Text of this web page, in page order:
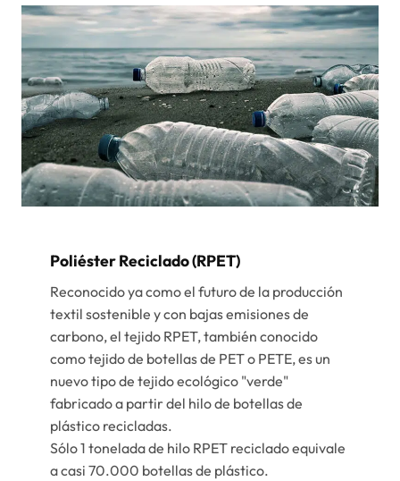
Poliéster Reciclado (rPET)
Reconocido ya como el futuro de la producción
textil sostenible y con bajas emisiones de
carbono, el tejido RPET, también conocido
como tejido de botellas de PET o PETE, es un
nuevo tipo de tejido ecológico "verde"
fabricado a partir del hilo de botellas de
plástico recicladas.
Sólo 1 tonelada de hilo RPET reciclado equivale
a casi 70.000 botellas de plástico.